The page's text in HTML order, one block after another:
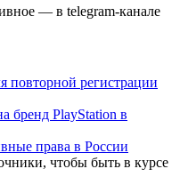
— в telegram-канале
повторной регистрации
бренд PlayStation в
права в России
чтобы быть в курсе